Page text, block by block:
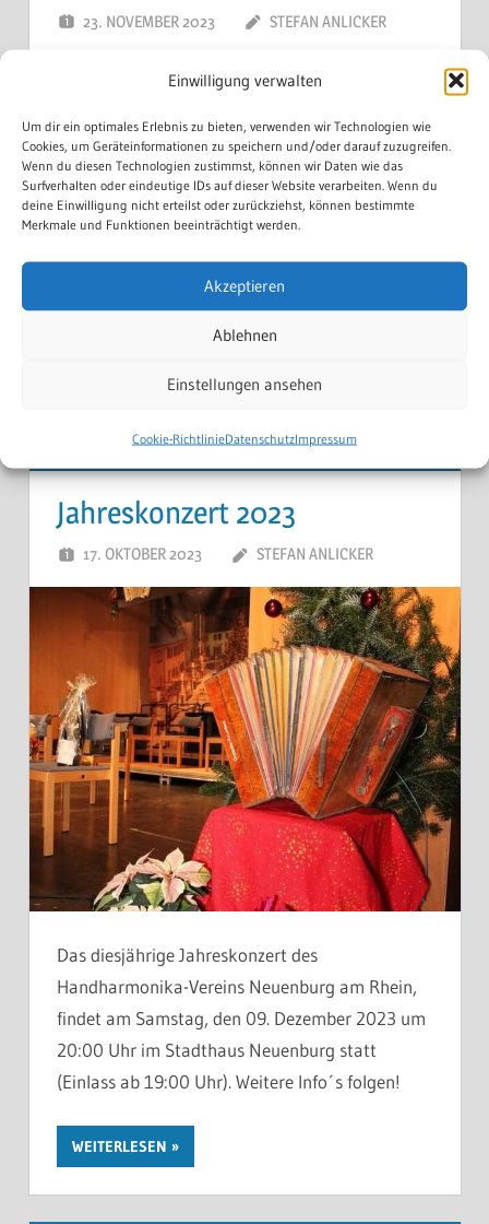
Einwilligung verwalten
Um dir ein optimales Erlebnis zu bieten, verwenden wir Technologien wie
Cookies, um Geräteinformationen zu speichern und/oder darauf zuzugreifen.
Wenn du diesen Technologien zustimmst, können wir Daten wie das
Surfverhalten oder eindeutige IDs auf dieser Website verarbeiten. Wenn du
deine Einwilligung nicht erteilst oder zurückziehst, können bestimmte
Merkmale und Funktionen beeinträchtigt werden.
Akzeptieren
Ablehnen
Einstellungen ansehen
Cookie-RichtlinieDatenschutzImpressum
23. NOVEMBER 2023 STEFAN ANLICKER
Jahreskonzert 2023
17. OKTOBER 2023 STEFAN ANLICKER
Das diesjährige Jahreskonzert des
Handharmonika-Vereins Neuenburg am Rhein,
findet am Samstag, den 09. Dezember 2023 um
20:00 Uhr im Stadthaus Neuenburg statt
(Einlass ab 19:00 Uhr). Weitere Info´s folgen!
WEITERLESEN